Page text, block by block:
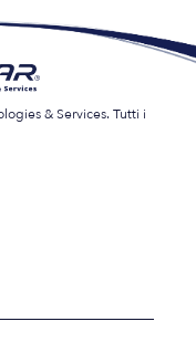
& Services. Tutti i